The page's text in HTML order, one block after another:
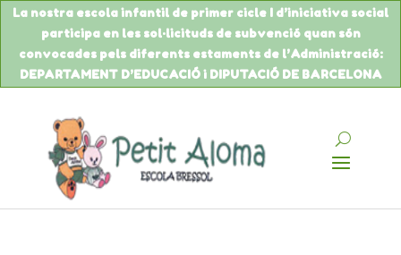
La nostra escola infantil de primer cicle I d’iniciativa social
participa en les sol·licituds de subvencióquan són
convocades pels diferents estaments de l’Administració:
DEPARTAMENT D’EDUCACIÓi DIPUTACIÓ DE BARCELONA